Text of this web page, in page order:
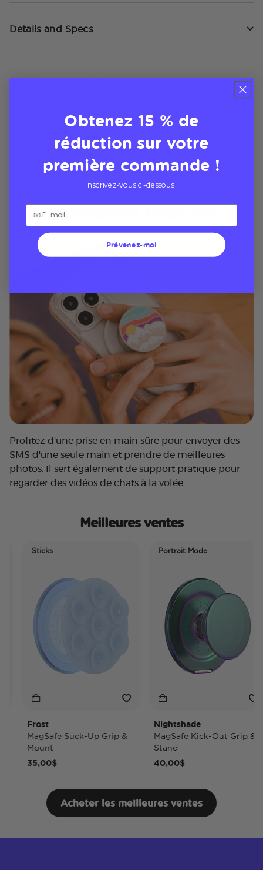
Details and Specs
Compatibility Check
Comment échanger
Découvrez PopGrip
Profitez d'une prise en main sûre pour envoyer des
SMS d'une seule main et prendre de meilleures
photos. Il sert également de support pratique pour
regarder des vidéos de chats à la volée.
Meilleures ventes
Sticks
Frost
MagSafe Suck-Up Grip &
Mount
35,00$
Portrait Mode
Nightshade
MagSafe Kick-Out Grip &
Stand
40,00$
Acheter les meilleures ventes
Obtenez 15 % de
réduction sur votre
première commande !
Inscrivez-vous ci-dessous :
Prévenez-moi